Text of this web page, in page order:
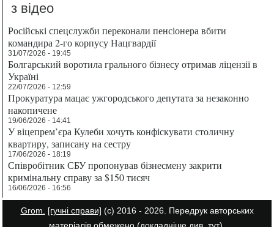
з відео
Російські спецслужби переконали пенсіонера вбити
командира 2-го корпусу Нацгвардії
31/07/2026 - 19:45
Болгарський воротила грального бізнесу отримав ліцензії в
Україні
22/07/2026 - 12:59
Прокуратура мацає ужгородського депутата за незаконно
накопичене
19/06/2026 - 14:41
У віцепрем’єра Кулеби хочуть конфіскувати столичну
квартиру, записану на сестру
17/06/2026 - 18:19
Співробітник СБУ пропонував бізнесмену закрити
кримінальну справу за $150 тисяч
16/06/2026 - 16:56
Grom. [гучні справи] (с) 2016 - 2026. Передрук авторських